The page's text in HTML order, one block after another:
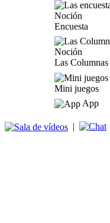
Encuesta
Las Columnas
Mini juegos
App
|